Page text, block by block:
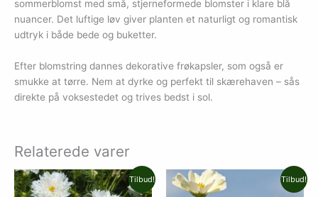
sommerblomst med små, stjerneformede blomster i klare blå
nuancer. Det luftige løv giver planten et naturligt og romantisk
udtryk i både bede og buketter.
Efter blomstring dannes dekorative frøkapsler, som også er
smukke at tørre. Nem at dyrke og perfekt til skærehaven – sås
direkte på voksestedet og trives bedst i sol.
Relaterede varer
Tilbud!
Den
oprindelige
Den
aktuelle
Tilbud!
Den
oprindelige